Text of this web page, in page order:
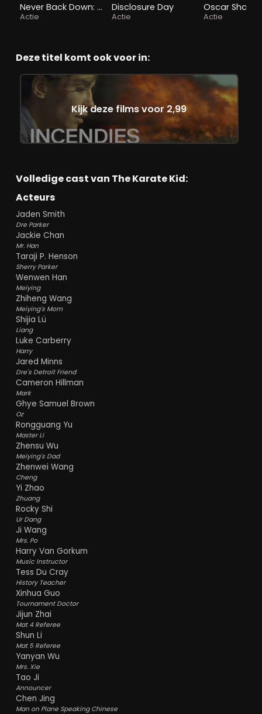
Never Back Down: Revolt
Actie
Disclosure Day
Actie
Oscar Shaw
Actie
Deze titel komt ook voor in:
Kijk deze films voor 2,99
Volledige cast van The Karate Kid:
Acteurs
Jaden Smith
Dre Parker
Jackie Chan
Mr. Han
Taraji P. Henson
Sherry Parker
Wenwen Han
Meiying
Zhiheng Wang
Meiying's Mom
Shijia Lü
Liang
Luke Carberry
Harry
Jared Minns
Dre's Detroit Friend
Cameron Hillman
Mark
Ghye Samuel Brown
Oz
Rongguang Yu
Master Li
Zhensu Wu
Meiying's Dad
Zhenwei Wang
Cheng
Yi Zhao
Zhuang
Rocky Shi
Ur Dang
Ji Wang
Mrs. Po
Harry Van Gorkum
Music Instructor
Tess Du Cray
History Teacher
Xinhua Guo
Tournament Doctor
Jijun Zhai
Mat 4 Referee
Shun Li
Mat 5 Referee
Yanyan Wu
Mrs. Xie
Tao Ji
Announcer
Chen Jing
Man on Plane Speaking Chinese